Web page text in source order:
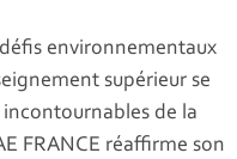
environnementaux
supérieur se
de la
FRANCE réaffirme son